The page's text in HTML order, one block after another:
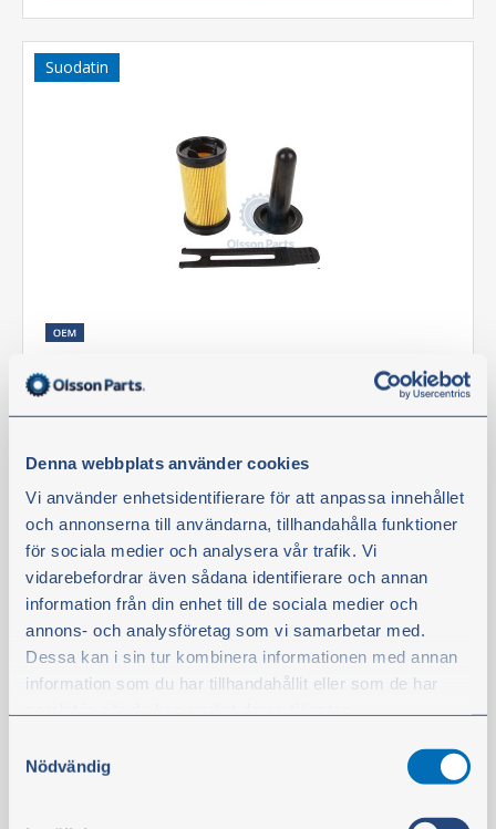
Denna webbplats använder cookies
Vi använder enhetsidentifierare för att anpassa innehållet
och annonserna till användarna, tillhandahålla funktioner
för sociala medier och analysera vår trafik. Vi
vidarebefordrar även sådana identifierare och annan
information från din enhet till de sociala medier och
annons- och analysföretag som vi samarbetar med.
Dessa kan i sin tur kombinera informationen med annan
information som du har tillhandahållit eller som de har
Du kan när som helst ändra ditt val. För att återkalla ditt
samtycke klickar du på ”Cookie-ikonen” längst ned till
Nödvändig
Suodatin
Tuotenro:57655
HUOMIO:
Tuotetta on varastossa
26,90 €
ei sis. alv
Osta